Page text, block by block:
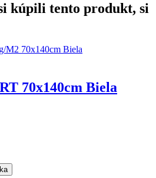
kúpili tento produkt, si
70x140cm Biela